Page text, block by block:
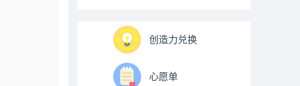
创造力兑换
心愿单